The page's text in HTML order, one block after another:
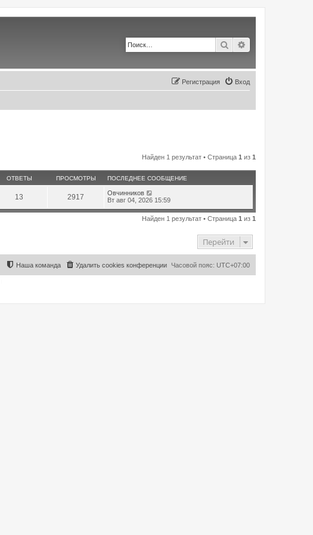
Поиск
Вход
Регистрация
Найден 1 результат • Страница 1 из 1
ОТВЕТЫ ПРОСМОТРЫ ПОСЛЕДНЕЕ СООБЩЕНИЕ
13 2917
Овчинников
Вт авг 04, 2026 15:59
Найден 1 результат • Страница 1 из 1
Перейти
Часовой пояс: UTC+07:00
Удалить cookies конференции
Наша команда